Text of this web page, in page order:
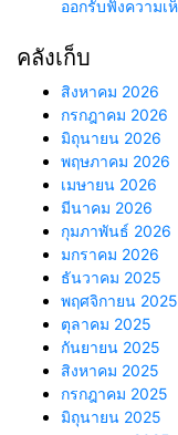
ออกรับฟังความเ
คลังเก็บ
สิงหาคม 2026
กรกฎาคม 2026
มิถุนายน 2026
พฤษภาคม 2026
เมษายน 2026
มีนาคม 2026
กุมภาพันธ์ 2026
มกราคม 2026
ธันวาคม 2025
พฤศจิกายน 2025
ตุลาคม 2025
กันยายน 2025
สิงหาคม 2025
กรกฎาคม 2025
มิถุนายน 2025